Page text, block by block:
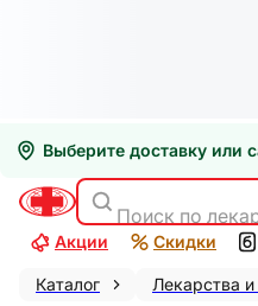
Выберите доставку или
Поиск по
Акции Скидки
Каталог Лекарства